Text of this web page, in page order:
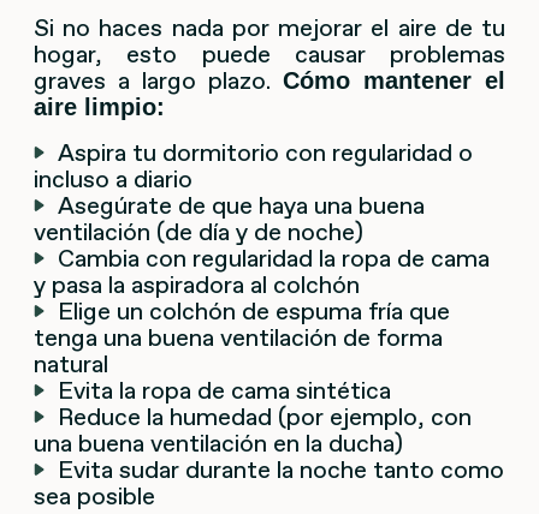
Si no haces nada por mejorar el aire de tu
hogar, esto puede causar problemas
graves a largo plazo. Cómo mantener el
aire limpio:
Aspira tu dormitorio con regularidad o
incluso a diario
Asegúrate de que haya una buena
ventilación (de día y de noche)
Cambia con regularidad la ropa de cama
y pasa la aspiradora al colchón
Elige un colchón de espuma fría que
tenga una buena ventilación de forma
natural
Evita la ropa de cama sintética
Reduce la humedad (por ejemplo, con
una buena ventilación en la ducha)
Evita sudar durante la noche tanto como
sea posible